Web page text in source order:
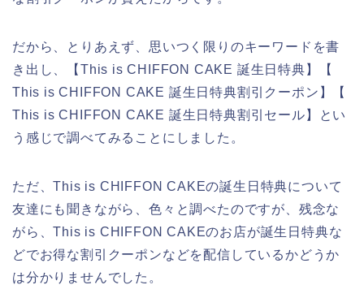
だから、とりあえず、思いつく限りのキーワードを書
き出し、【This is CHIFFON CAKE 誕生日特典】【
This is CHIFFON CAKE 誕生日特典割引クーポン】【
This is CHIFFON CAKE 誕生日特典割引セール】とい
う感じで調べてみることにしました。
ただ、This is CHIFFON CAKEの誕生日特典について
友達にも聞きながら、色々と調べたのですが、残念な
がら、This is CHIFFON CAKEのお店が誕生日特典な
どでお得な割引クーポンなどを配信しているかどうか
は分かりませんでした。